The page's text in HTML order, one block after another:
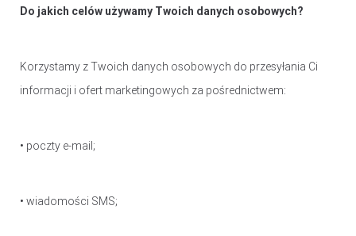
Do jakich celów używamy Twoich danych osobowych?
Korzystamy z Twoich danych osobowych do przesyłania Ci
informacji i ofert marketingowych za pośrednictwem:
• poczty e-mail;
• wiadomości SMS;